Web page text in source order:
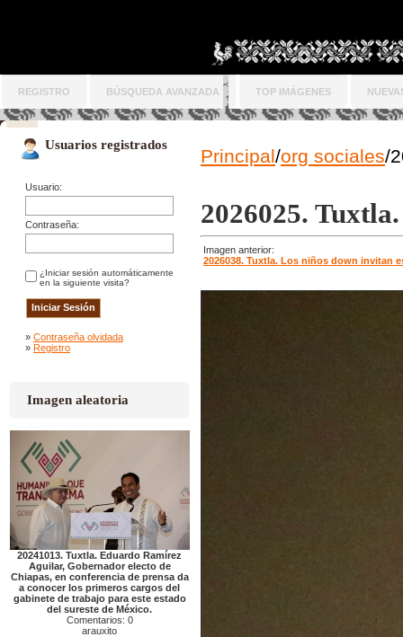
REGISTRO BÚSQUEDA AVANZADA TOP IMÁGENES
Usuarios registrados
Usuario:
Contraseña:
¿Iniciar sesión automáticamente
en la siguiente visita?
» Contraseña olvidada
» Registro
Imagen aleatoria
20241013. Tuxtla. Eduardo Ramírez
Aguilar, Gobernador electo de
Chiapas, en conferencia de prensa da
a conocer los primeros cargos del
gabinete de trabajo para este estado
del sureste de México.
Comentarios: 0
arauxito
Principal/org sociales/
2026025.
Imagen anterior:
2026038. Tuxtla. Los niños down invitan